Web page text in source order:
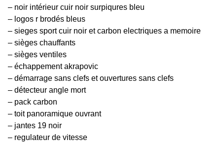
– noir intérieur cuir noir surpiqures bleu
– logos r brodés bleus
– sieges sport cuir noir et carbon electriques a memoire
– sièges chauffants
– sièges ventiles
– échappement akrapovic
– démarrage sans clefs et ouvertures sans clefs
– détecteur angle mort
– pack carbon
– toit panoramique ouvrant
– jantes 19 noir
– regulateur de vitesse